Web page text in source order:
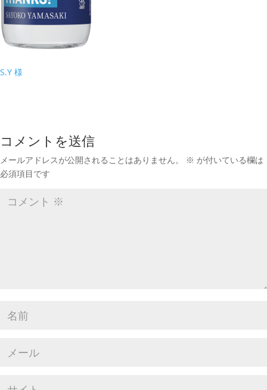
S.Y 様
コメントを送信
メールアドレスが公開されることはありません。 ※ が付いている欄は
必須項目です